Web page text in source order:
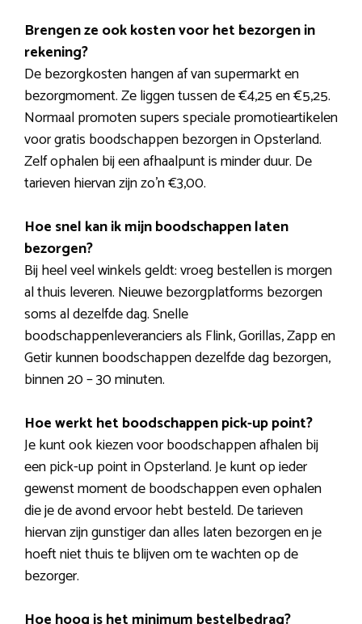
Brengen ze ook kosten voor het bezorgen in
rekening?
De bezorgkosten hangen af van supermarkt en
bezorgmoment. Ze liggen tussen de €4,25 en €5,25.
Normaal promoten supers speciale promotieartikelen
voor gratis boodschappen bezorgen in Opsterland.
Zelf ophalen bij een afhaalpunt is minder duur. De
tarieven hiervan zijn zo’n €3,00.
Hoe snel kan ik mijn boodschappen laten
bezorgen?
Bij heel veel winkels geldt: vroeg bestellen is morgen
al thuis leveren. Nieuwe bezorgplatforms bezorgen
soms al dezelfde dag. Snelle
boodschappenleveranciers als Flink, Gorillas, Zapp en
Getir kunnen boodschappen dezelfde dag bezorgen,
binnen 20 – 30 minuten.
Hoe werkt het boodschappen pick-up point?
Je kunt ook kiezen voor boodschappen afhalen bij
een pick-up point in Opsterland. Je kunt op ieder
gewenst moment de boodschappen even ophalen
die je de avond ervoor hebt besteld. De tarieven
hiervan zijn gunstiger dan alles laten bezorgen en je
hoeft niet thuis te blijven om te wachten op de
bezorger.